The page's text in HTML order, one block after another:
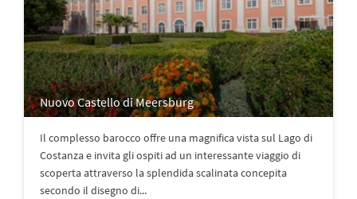
Nuovo Castello di Meersburg
Il complesso barocco offre una magnifica vista sul Lago di
Costanza e invita gli ospiti ad un interessante viaggio di
scoperta attraverso la splendida scalinata concepita
secondo il disegno di...